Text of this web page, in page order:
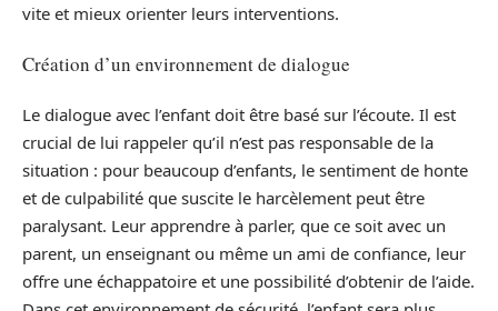
vite et mieux orienter leurs interventions.
Création d’un environnement de dialogue
Le dialogue avec l’enfant doit être basé sur l’écoute. Il est
crucial de lui rappeler qu’il n’est pas responsable de la
situation : pour beaucoup d’enfants, le sentiment de honte
et de culpabilité que suscite le harcèlement peut être
paralysant. Leur apprendre à parler, que ce soit avec un
parent, un enseignant ou même un ami de confiance, leur
offre une échappatoire et une possibilité d’obtenir de l’aide.